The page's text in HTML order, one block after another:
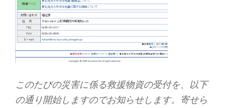
このたびの災害に係る救援物資の受付を、以下
の通り開始しますのでお知らせします。寄せら